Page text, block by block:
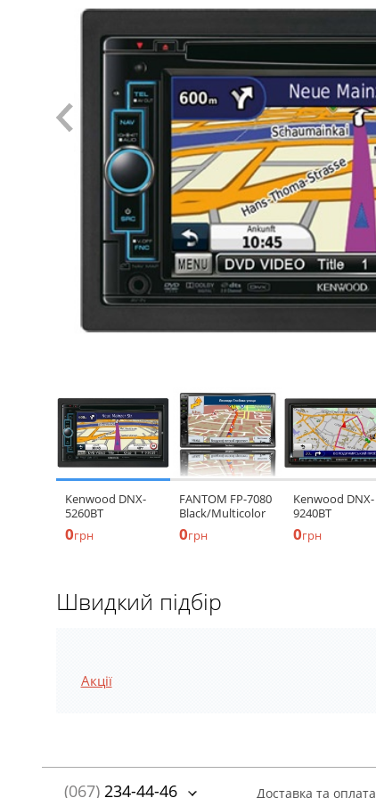
Kenwood DNX-
5260BT
0грн
FANTOM FP-7080
Black/Multicolor
0грн
Kenwood DNX-
9240BT
0грн
Швидкий підбір
Акції
(067)234-44-46 Доставка та оплата